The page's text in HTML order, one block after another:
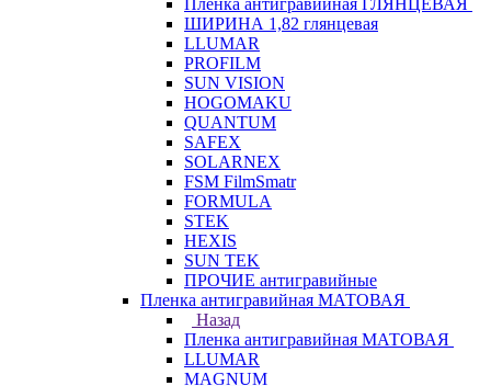
Пленка антигравийная ГЛЯНЦЕВАЯ
ШИРИНА 1,82 глянцевая
LLUMAR
PROFILM
SUN VISION
HOGOMAKU
QUANTUM
SAFEX
SOLARNEX
FSM FilmSmatr
FORMULA
STEK
HEXIS
SUN TEK
ПРОЧИЕ антигравийные
Пленка антигравийная МАТОВАЯ
Назад
Пленка антигравийная МАТОВАЯ
LLUMAR
MAGNUM